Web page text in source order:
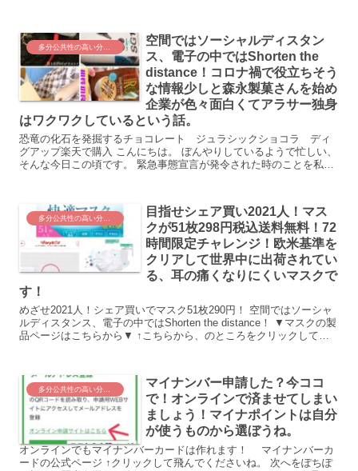
空間ではソーシャルディスタン
ス、電子の中ではShorten the
distance！コロナ禍で役立ちそう
な情報少しと森永製菓さんを始め
企業が色々面白くてアラサー独身
はワクワクしているという話。
恐竜の化石を発掘するチョコレート ジュラシックショコラ ディ
グアップ楽天で購入 こんにちは。 ぼんやりしているようで忙しい、
そんな今日この頃です。 緊急事態宣言が発令された時のことを私は
目指せシェア買い2021人！マス
クが51枚298円税込送料無料！72
時間限定チャレンジ！欧米基準を
クリアして世界中に出荷されてい
る、耳の痛くなりにくいマスクで
す！
めざせ2021人！シェア買いでマスク51枚290円！ 空間ではソーシャ
ルディスタンス、電子の中ではShorten the distance！ ▼マスクの製
品ページはこちらから▼ ↑こちらから、のところをクリックしてご
多分公共性の高い分野。みんなにお役立ちの情報！
マイナンバー申請した？今ココ
で！オンラインで済ませてしまい
ましょう！マイナポイントは自分
が使うものから選ぼうね。
オンラインでもマイナンバーカードは作れます！ マイナンバーカ
ードの公式ページ ↑クリックして飛んでくださいね。 次へをぽちぽ